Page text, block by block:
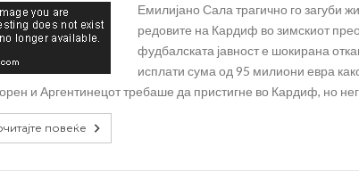
Емилијано Сала трагично го загуби
редовите на Кардиф во зимскиот
фудбалската јавност е шокирана
исплати сума од 95 милиони евра
и Аргентинецот требаше да пристигне во Кардиф, но
повеќе